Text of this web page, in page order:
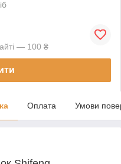
— 100 ₴
Оплата Умови